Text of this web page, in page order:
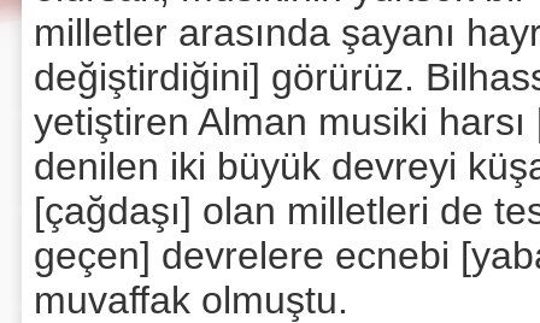
milletler arasında şayanı
değiştirdiğini] görürüz.
yetiştiren Alman musiki
denilen iki büyük devreyi
[çağdaşı] olan milletleri de
geçen] devrelere ecnebi
muvaffak olmuştu.